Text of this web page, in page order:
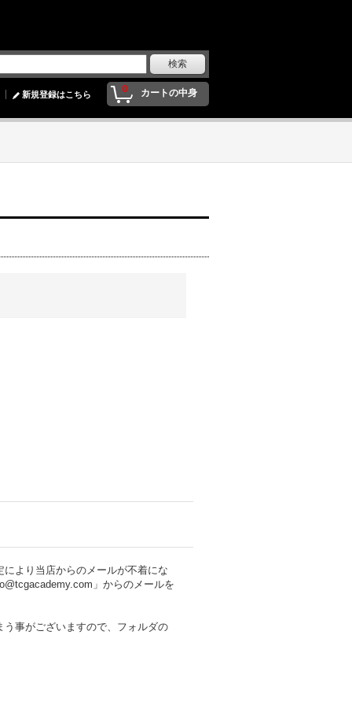
0 カートの中身
新規登録はこちら
より当店からのメールが不着にな
」からのメールを
事がございますので、フォルダの